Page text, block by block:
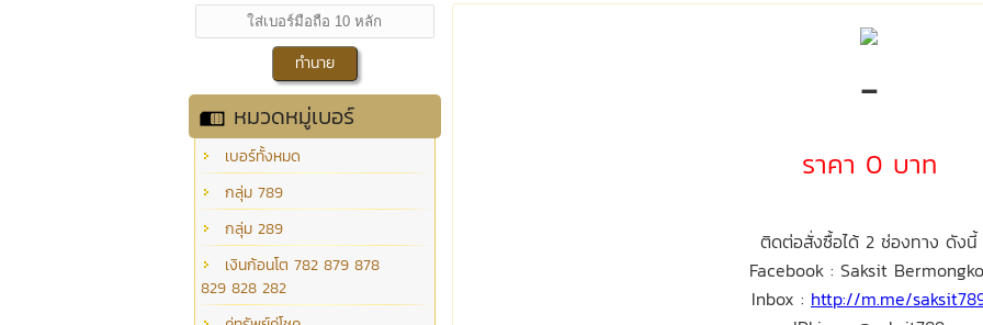
หมวดหมู่เบอร์
เบอร์ทั้งหมด
กลุ่ม 789
กลุ่ม 289
เงินก้อนโต 782 879 878
829 828 282
-
ราคา 0 บาท
ติดต่อสั่งซื้อได้ 2 ช่องทาง ดังนี้
Facebook : Saksit
Inbox : http://m.me/